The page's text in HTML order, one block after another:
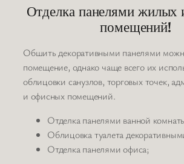
Отделка панелями жилых
помещений!
Обшить декоративными панелями
помещение, однако чаще всего их
облицовки санузлов, торговых точек,
и офисных помещений.
Отделка панелями ванной
Облицовка туалета
Отделка панелями офиса;